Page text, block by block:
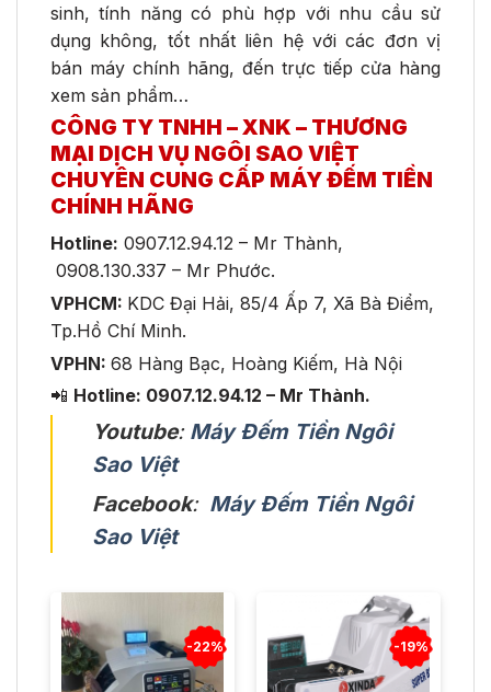
sinh, tính năng có phù hợp với nhu cầu sử
dụng không, tốt nhất liên hệ với các đơn vị
bán máy chính hãng, đến trực tiếp cửa hàng
xem sản phẩm…
CÔNG TY TNHH – XNK – THƯƠNG
MẠI DỊCH VỤ NGÔI SAO VIỆT
CHUYÊN CUNG CẤP MÁY ĐẾM TIỀN
CHÍNH HÃNG
Hotline: 0907.12.94.12 – Mr Thành,
0908.130.337 – Mr Phước.
VPHCM: KDC Đại Hải, 85/4 Ấp 7, Xã Bà Điểm,
Tp.Hồ Chí Minh.
VPHN: 68 Hàng Bạc, Hoàng Kiếm, Hà Nội
📲 Hotline: 0907.12.94.12 – Mr Thành.
Youtube: Máy Đếm Tiền Ngôi
Sao Việt
Facebook: Máy Đếm Tiền Ngôi
Sao Việt
-22% -19%